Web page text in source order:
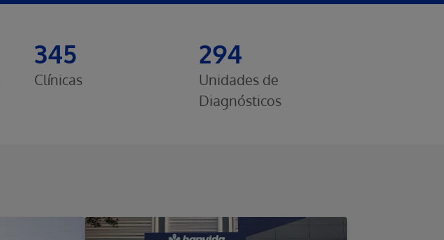
345
Clínicas
294
Unidades de
Diagnósticos